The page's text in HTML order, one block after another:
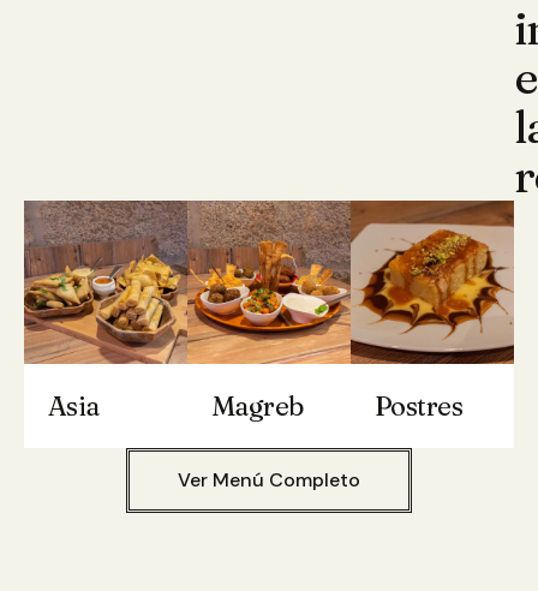
Asia Magreb Postres
Ver Menú Completo